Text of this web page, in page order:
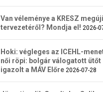
Van véleménye a KRESZ
tervezetéről? Mondja el! 2026-
Hoki: végleges az ICEHL-
női röpi: bolgár válogatott ütőt
igazolt a MÁV Előre 2026-07-28